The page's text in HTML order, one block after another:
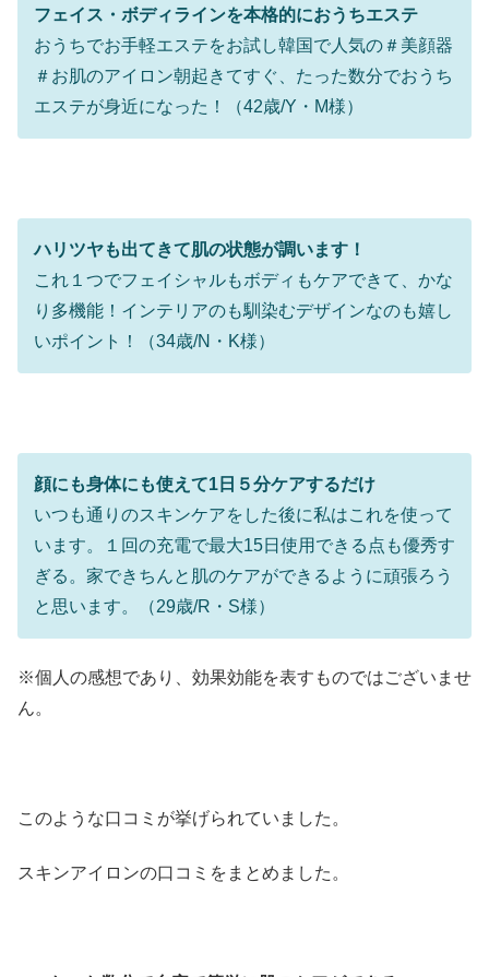
フェイス・ボディラインを本格的におうちエステ
おうちでお手軽エステをお試し韓国で人気の＃美顔器
＃お肌のアイロン朝起きてすぐ、たった数分でおうち
エステが身近になった！（42歳/Y・M様）
ハリツヤも出てきて肌の状態が調います！
これ１つでフェイシャルもボディもケアできて、かな
り多機能！インテリアのも馴染むデザインなのも嬉し
いポイント！（34歳/N・K様）
顔にも身体にも使えて1日５分ケアするだけ
いつも通りのスキンケアをした後に私はこれを使って
います。１回の充電で最大15日使用できる点も優秀す
ぎる。家できちんと肌のケアができるように頑張ろう
と思います。（29歳/R・S様）
※個人の感想であり、効果効能を表すものではございませ
ん。
このような口コミが挙げられていました。
スキンアイロンの口コミをまとめました。